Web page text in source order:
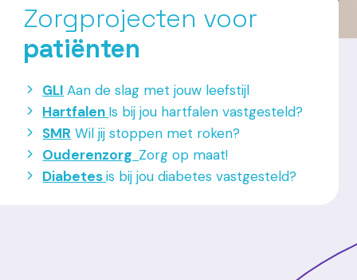
Zorgprojecten voor
patiënten
GLI Aan de slag met jouw leefstijl
Hartfalen Is bij jou hartfalen vastgesteld?
SMR Wil jij stoppen met roken?
Ouderenzorg Zorg op maat!
Diabetesis bij jou diabetes vastgesteld?